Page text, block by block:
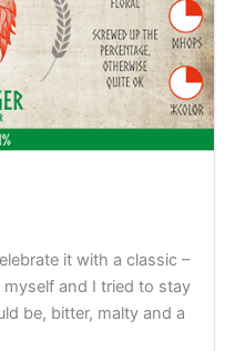
it with a classic –
myself and I tried to stay
be, bitter, malty and a